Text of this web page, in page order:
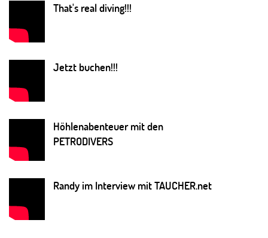
That's real diving!!!
Jetzt buchen!!!
Höhlenabenteuer mit den
PETRODIVERS
Randy im Interview mit TAUCHER.net